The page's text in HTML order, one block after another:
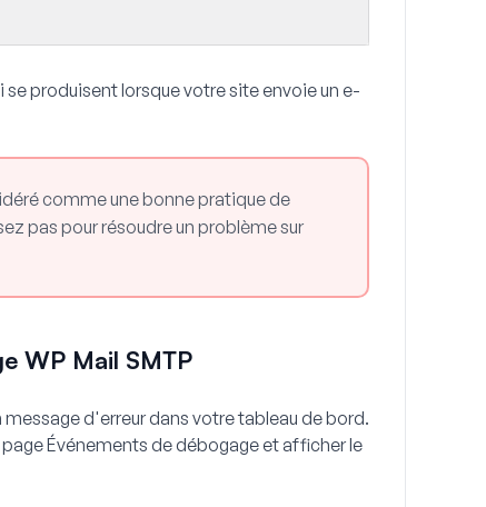
produisent lorsque votre site envoie un e-
comme une bonne pratique de
pas pour résoudre un problème sur
WP Mail SMTP
d'erreur dans votre tableau de bord.
Événements de débogage et afficher le